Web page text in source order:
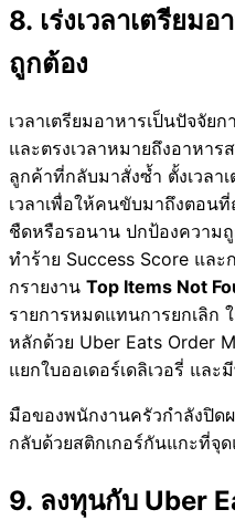
8. เร่งเวลาเตรียม
ถูกต้อง
เวลาเตรียมอาหารเป็นปัจจัย
และตรงเวลาหมายถึงอาหาร
ลูกค้าที่กลับมาสั่งซ้ำ ตั้งเวลา
เวลาเพื่อให้คนขับมาถึงตอน
ชืดหรือรอนาน ปกป้องความ
ทำร้าย Success Score แล
กรายงาน Top Items Not
รายการหมดแทนการยกเลิก
หลักด้วย Uber Eats Order
แยกใบออเดอร์เดลิเวอรี่ แล
มือของพนักงานครัวกำลังปิ
กลับด้วยสติกเกอร์กันแกะที่จุด
9. ลงทุนกับ Uber